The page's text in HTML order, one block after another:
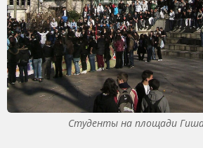
Студенты на площади